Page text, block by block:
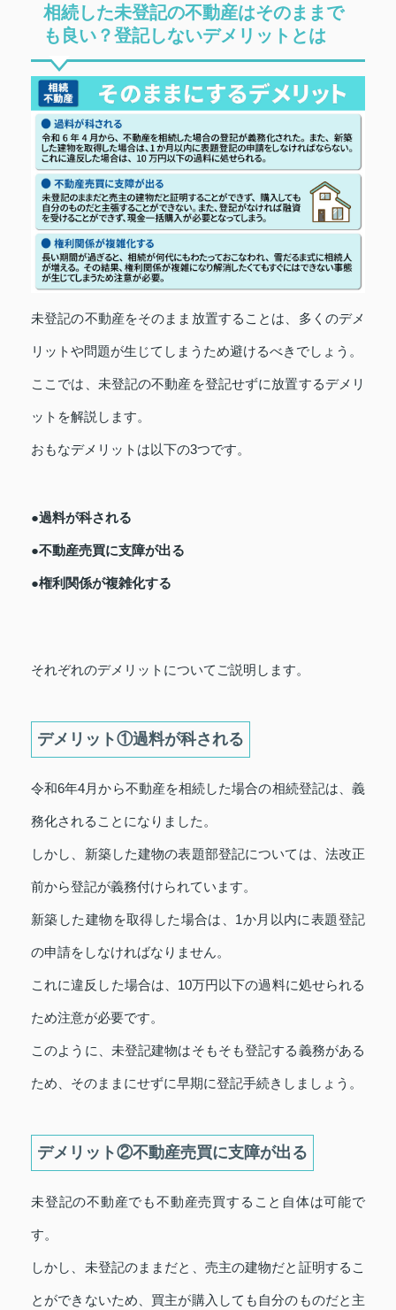
相続した未登記の不動産はそのままで
も良い？登記しないデメリットとは
未登記の不動産をそのまま放置することは、多くのデメ
リットや問題が生じてしまうため避けるべきでしょう。
ここでは、未登記の不動産を登記せずに放置するデメリ
ットを解説します。
おもなデメリットは以下の3つです。
●過料が科される
●不動産売買に支障が出る
●権利関係が複雑化する
それぞれのデメリットについてご説明します。
デメリット①過料が科される
令和6年4月から不動産を相続した場合の相続登記は、義
務化されることになりました。
しかし、新築した建物の表題部登記については、法改正
前から登記が義務付けられています。
新築した建物を取得した場合は、1か月以内に表題登記
の申請をしなければなりません。
これに違反した場合は、10万円以下の過料に処せられる
ため注意が必要です。
このように、未登記建物はそもそも登記する義務がある
ため、そのままにせずに早期に登記手続きしましょう。
デメリット②不動産売買に支障が出る
未登記の不動産でも不動産売買すること自体は可能で
す。
しかし、未登記のままだと、売主の建物だと証明するこ
とができないため、買主が購入しても自分のものだと主